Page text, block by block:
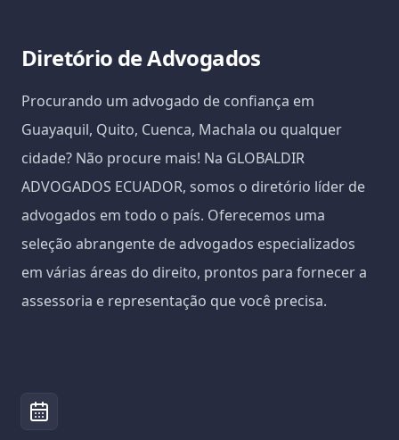
Diretório de Advogados
Procurando um advogado de confiança em
Guayaquil, Quito, Cuenca, Machala ou qualquer
cidade? Não procure mais! Na GLOBALDIR
ADVOGADOS ECUADOR, somos o diretório líder de
advogados em todo o país. Oferecemos uma
seleção abrangente de advogados especializados
em várias áreas do direito, prontos para fornecer a
assessoria e representação que você precisa.